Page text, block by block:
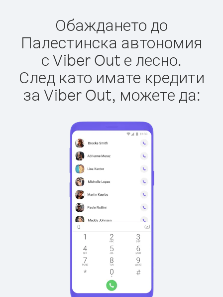
Обаждането до
Палестинска автономия
с Viber Out е лесно.
След като имате кредити
за Viber Out, можете да: